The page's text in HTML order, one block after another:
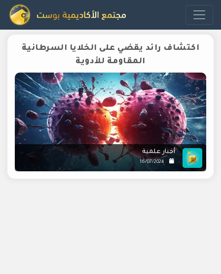
اكتشاف رائد يقضي على الخلايا السرطانية
المقاومة للأدوية
أخبار علمية
16/07/2024